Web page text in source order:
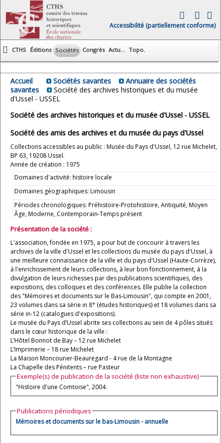
Accessibilité (partiellement conforme)
CTHS Éditions Sociétés Congrès Actu... Topo.
Accueil Sociétés savantes
Annuaire des sociétés
savantes
Société des archives historiques et du musée
d'Ussel - USSEL
Société des archives historiques et du musée d'Ussel - USSEL
Société des amis des archives et du musée du pays d'Ussel
Collections accessibles au public : Musée du Pays d'Ussel, 12 rue Michelet,
BP 63, 19208 Ussel.
Année de création : 1975
Domaines d'activité: histoire locale
Domaines géographiques: Limousin
Périodes chronologiques: Préhistoire-Protohistoire, Antiquité, Moyen
Âge, Moderne, Contemporain-Temps présent
Présentation de la société :
L'association, fondée en 1975, a pour but de concourir à travers les
archives de la ville d'Ussel et les collections du musée du pays d'Ussel, à
une meilleure connaissance de la ville et du pays d'Ussel (Haute-Corrèze),
à l'enrichissement de leurs collections, à leur bon fonctionnement, à la
divulgation de leurs richesses par des publications scientifiques, des
expositions, des colloques et des conférences. Elle publie la collection
des "Mémoires et documents sur le Bas-Limousin", qui compte en 2001,
23 volumes dans sa série in 8° (études historiques) et 18 volumes dans sa
série in-12 (catalogues d'expositions).
Le musée du Pays d’Ussel abrite ses collections au sein de 4 pôles situés
dans le cœur historique de la ville :
L’Hôtel Bonnot de Bay – 12 rue Michelet
L’Imprimerie – 18 rue Michelet
La Maison Moncourier-Beauregard - 4 rue de la Montagne
La Chapelle des Pénitents – rue Pasteur
Exemple(s) de publication de la société (liste non exhaustive)
"Histoire d'une Comtoise", 2004.
Publications périodiques
Mémoires et documents sur le bas-Limousin - annuelle